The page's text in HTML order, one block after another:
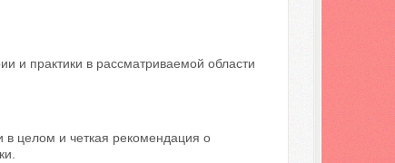
и практики в рассматриваемой области
целом и четкая рекомендация о